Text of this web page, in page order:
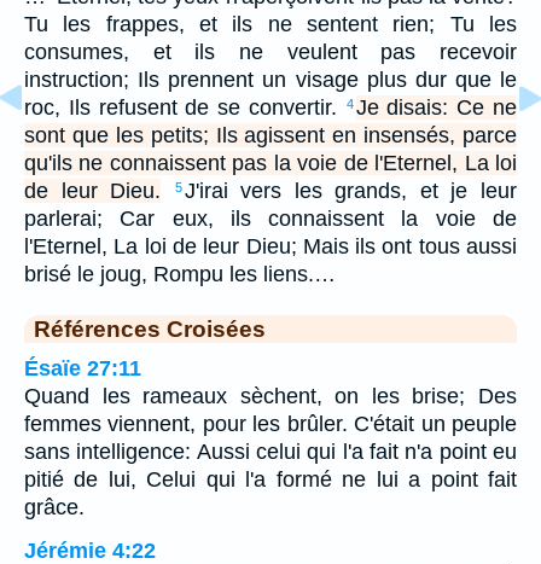
Tu les frappes, et ils ne sentent rien; Tu les
consumes, et ils ne veulent pas recevoir
instruction; Ils prennent un visage plus dur que le
roc, Ils refusent de se convertir.
4Je disais: Ce ne
sont que les petits; Ils agissent en insensés, parce
qu'ils ne connaissent pas la voie de l'Eternel, La loi
de leur Dieu.
5J'irai vers les grands, et je leur
parlerai; Car eux, ils connaissent la voie de
l'Eternel, La loi de leur Dieu; Mais ils ont tous aussi
brisé le joug, Rompu les liens.…
Références Croisées
Ésaïe 27:11
Quand les rameaux sèchent, on les brise; Des
femmes viennent, pour les brûler. C'était un peuple
sans intelligence: Aussi celui qui l'a fait n'a point eu
pitié de lui, Celui qui l'a formé ne lui a point fait
grâce.
Jérémie 4:22